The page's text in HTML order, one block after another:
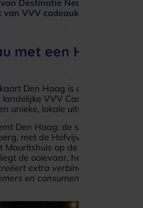
Destinatie Nederland en
VVV cadeaukaarten.
met een Haags
Den Haag is ontwikkeld als
VVV Cadeaukaart,
unieke, lokale uitstraling.
Den Haag: de skyline vanaf
met de Hofvijver, het
op de voorgrond.
de ooievaar, hét icoon van
extra verbinding tussen
en consumenten"